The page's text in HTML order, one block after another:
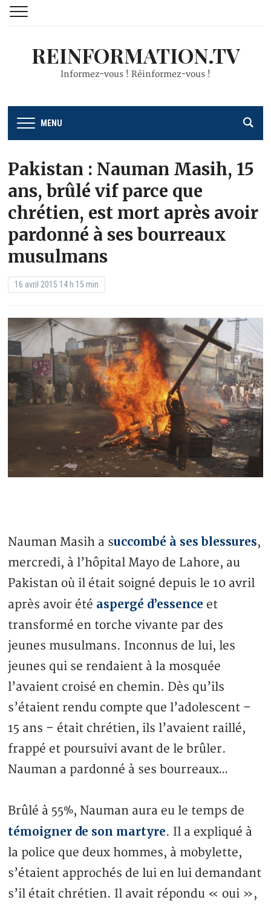
REINFORMATION.TV
Informez-vous ! Réinformez-vous !
MENU
Pakistan : Nauman Masih, 15
ans, brûlé vif parce que
chrétien, est mort après avoir
pardonné à ses bourreaux
musulmans
16 avril 2015 14 h 15 min
Nauman Masih a succombé à ses blessures,
mercredi, à l’hôpital Mayo de Lahore, au
Pakistan où il était soigné depuis le 10 avril
après avoir été aspergé d’essence et
transformé en torche vivante par des
jeunes musulmans. Inconnus de lui, les
jeunes qui se rendaient à la mosquée
l’avaient croisé en chemin. Dès qu’ils
s’étaient rendu compte que l’adolescent –
15 ans – était chrétien, ils l’avaient raillé,
frappé et poursuivi avant de le brûler.
Nauman a pardonné à ses bourreaux…
Brûlé à 55%, Nauman aura eu le temps de
témoigner de son martyre. Il a expliqué à
la police que deux hommes, à mobylette,
s’étaient approchés de lui en lui demandant
s’il était chrétien. Il avait répondu « oui »,